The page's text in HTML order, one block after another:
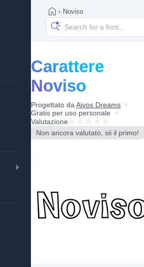
› Noviso
Carattere
Noviso
Progettato da Aivos Dreams
Gratis per uso personale
Valutazione
Non ancora valutato, sii il primo!